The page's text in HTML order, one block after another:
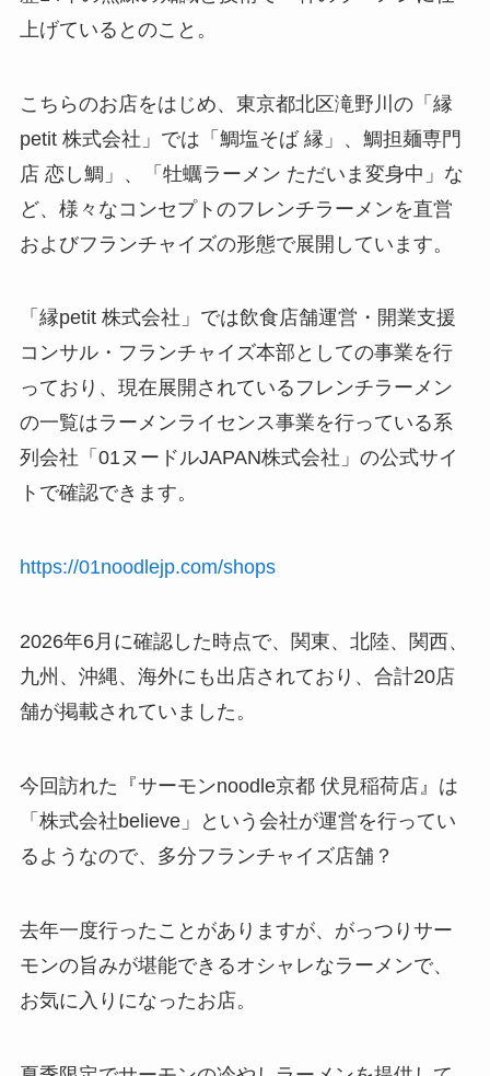
上げているとのこと。
こちらのお店をはじめ、東京都北区滝野川の「縁
petit 株式会社」では「鯛塩そば 縁」、鯛担麺専門
店 恋し鯛」、「牡蠣ラーメン ただいま変身中」な
ど、様々なコンセプトのフレンチラーメンを直営
およびフランチャイズの形態で展開しています。
「縁petit 株式会社」では飲食店舗運営・開業支援
コンサル・フランチャイズ本部としての事業を行
っており、現在展開されているフレンチラーメン
の一覧はラーメンライセンス事業を行っている系
列会社「01ヌードルJAPAN株式会社」の公式サイ
トで確認できます。
https://01noodlejp.com/shops
2026年6月に確認した時点で、関東、北陸、関西、
九州、沖縄、海外にも出店されており、合計20店
舗が掲載されていました。
今回訪れた『サーモンnoodle京都 伏見稲荷店』は
「株式会社believe」という会社が運営を行ってい
るようなので、多分フランチャイズ店舗？
去年一度行ったことがありますが、がっつりサー
モンの旨みが堪能できるオシャレなラーメンで、
お気に入りになったお店。